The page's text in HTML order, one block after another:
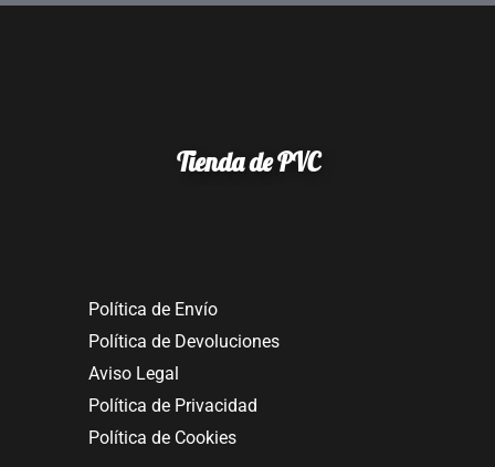
Tienda de PVC
Política de Envío
Política de Devoluciones
Aviso Legal
Política de Privacidad
Política de Cookies